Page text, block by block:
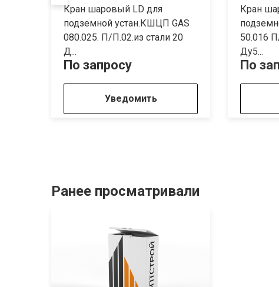
Кран шаровый LD для
подземной устан.КШЦП GAS
080.025. П/П.02.из стали 20
Д...
По запросу
Уведомить
Кран
50.016
Ду5...
По
Ранее просматривали